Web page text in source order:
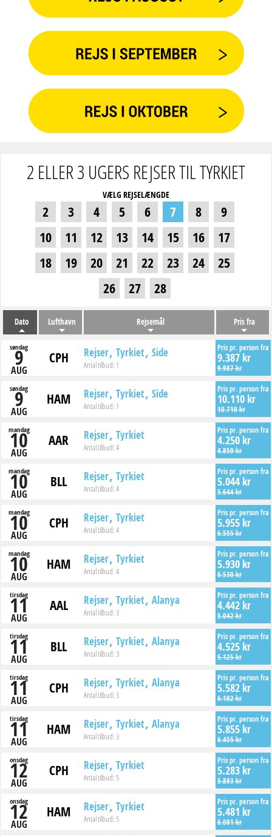
2 ELLER 3 UGERS REJSER TIL TYRKIET
VÆLG REJSELÆNGDE
2 3 4 5 6 7 8
9
10
11 12 13 14 15 16
17
18
19 20 21 22 23 24
25
26
27 28
Dato Lufthavn Rejsemål Pris fra
søndag
9
AUG
CPH Rejser Tyrkiet Side
Antal tilbud: 1
Pris pr. person fra
9.387 kr
9.987 kr
søndag
9
AUG
HAM Rejser Tyrkiet Side
Antal tilbud: 1
Pris pr. person fra
10.110 kr
10.710 kr
mandag
10
AUG
AAR Rejser Tyrkiet
Antal tilbud:4
Pris pr. person fra
4.250 kr
4.850 kr
mandag
10
AUG
BLL Rejser Tyrkiet
Antal tilbud:4
Pris pr. person fra
5.044 kr
5.644 kr
mandag
10
AUG
CPH Rejser Tyrkiet
Antal tilbud:4
Pris pr. person fra
5.955 kr
6.555 kr
mandag
10
AUG
HAM Rejser Tyrkiet
Antal tilbud:4
Pris pr. person fra
5.930 kr
6.530 kr
tirsdag
11
AUG
AAL Rejser Tyrkiet Alanya
Antal tilbud:3
Pris pr. person fra
4.442 kr
5.042 kr
tirsdag
11
AUG
BLL Rejser Tyrkiet Alanya
Antal tilbud:3
Pris pr. person fra
4.525 kr
5.125 kr
tirsdag
11
AUG
CPH Rejser Tyrkiet Alanya
Antal tilbud:3
Pris pr. person fra
5.582 kr
6.182 kr
tirsdag
11
AUG
HAM Rejser Tyrkiet Alanya
Antal tilbud:3
Pris pr. person fra
5.855 kr
6.455 kr
onsdag
12
AUG
CPH Rejser Tyrkiet
Antal tilbud:5
Pris pr. person fra
5.283 kr
5.883 kr
onsdag
12
AUG
HAM Rejser Tyrkiet
Antal tilbud:5
Pris pr. person fra
5.481 kr
6.081 kr